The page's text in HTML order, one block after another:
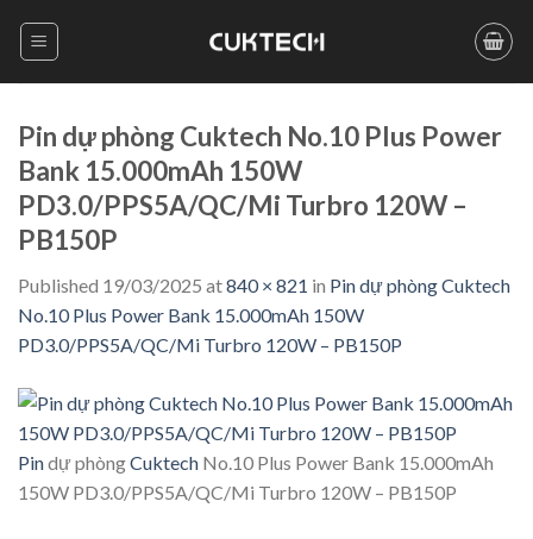
Pin dự phòng Cuktech No.10 Plus Power
Bank 15.000mAh 150W
PD3.0/PPS5A/QC/Mi Turbro 120W –
PB150P
Published 19/03/2025 at840 × 821 in Pin dự phòng Cuktech
No.10 Plus Power Bank 15.000mAh 150W
PD3.0/PPS5A/QC/Mi Turbro 120W – PB150P
Pindự phòngCuktech No.10 Plus Power Bank 15.000mAh
150W PD3.0/PPS5A/QC/Mi Turbro 120W – PB150P